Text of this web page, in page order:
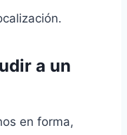
a un
en forma,